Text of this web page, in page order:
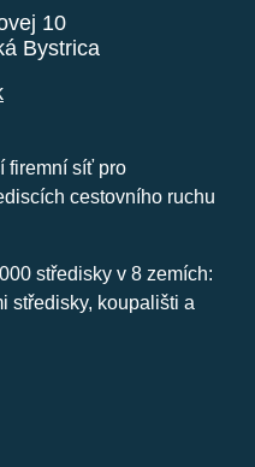
10
Bystrica
firemní síť pro
cestovního ruchu
středisky v 8 zemích:
středisky, koupališti a